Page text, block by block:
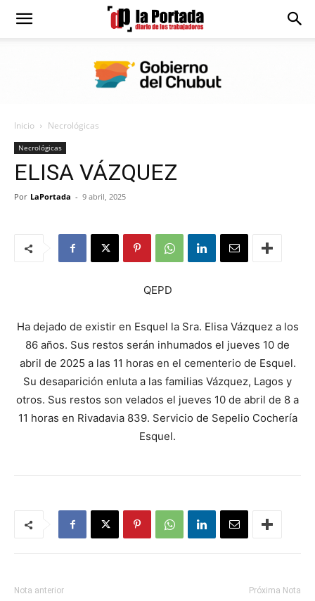
Diario
Portada
Inicio Necrológicas
Necrológicas
ELISA VÁZQUEZ
Por LaPortada - 9 abril, 2025
QEPD
Ha dejado de existir en Esquel la Sra. Elisa Vázquez a los
86 años. Sus restos serán inhumados el jueves 10 de
abril de 2025 a las 11 horas en el cementerio de Esquel.
Su desaparición enluta a las familias Vázquez, Lagos y
otros. Sus restos son velados el jueves 10 de abril de 8 a
11 horas en Rivadavia 839. Servicio de Sepelio Cochería
Esquel.
Nota anterior Próxima Nota